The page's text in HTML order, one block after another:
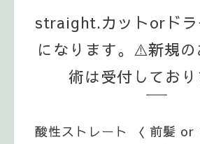
straight.カットorドラ
になります。⚠️新規
術は受付してお
酸性ストレート 〈 前髪 or